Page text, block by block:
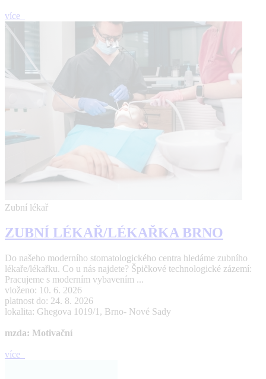
více
Zubní lékař
ZUBNÍ LÉKAŘ/LÉKAŘKA BRNO
Do našeho moderního stomatologického centra hledáme zubního
lékaře/lékařku. Co u nás najdete? Špičkové technologické zázemí:
Pracujeme s moderním vybavením ...
vloženo: 10. 6. 2026
platnost do: 24. 8. 2026
lokalita: Ghegova 1019/1, Brno- Nové Sady
mzda: Motivační
více